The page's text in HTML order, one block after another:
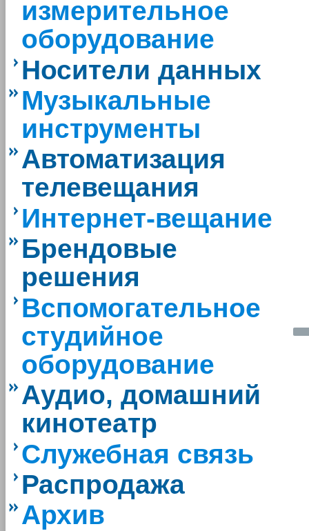
измерительное
оборудование
Носители данных
Музыкальные
инструменты
Автоматизация
телевещания
Интернет-вещание
Брендовые
решения
Вспомогательное
студийное
оборудование
Аудио, домашний
кинотеатр
Служебная связь
Распродажа
Архив